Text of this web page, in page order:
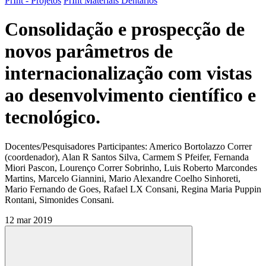
Consolidação e prospecção de
novos parâmetros de
internacionalização com vistas
ao desenvolvimento científico e
tecnológico.
Docentes/Pesquisadores Participantes: Americo Bortolazzo Correr
(coordenador), Alan R Santos Silva, Carmem S Pfeifer, Fernanda
Miori Pascon, Lourenço Correr Sobrinho, Luis Roberto Marcondes
Martins, Marcelo Giannini, Mario Alexandre Coelho Sinhoreti,
Mario Fernando de Goes, Rafael LX Consani, Regina Maria Puppin
Rontani, Simonides Consani.
12 mar 2019